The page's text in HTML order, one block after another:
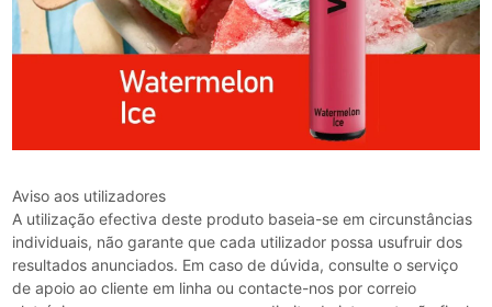
Aviso aos utilizadores
A utilização efectiva deste produto baseia-se em circunstâncias
individuais, não garante que cada utilizador possa usufruir dos
resultados anunciados. Em caso de dúvida, consulte o serviço
de apoio ao cliente em linha ou contacte-nos por correio